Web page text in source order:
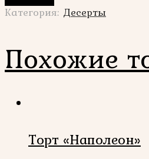
Категория: Десерты
Похожие
Торт «Наполеон»